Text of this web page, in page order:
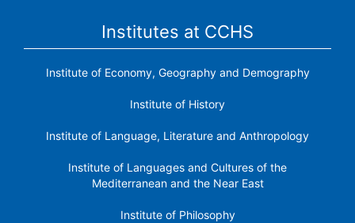
Institutes at CCHS
Institute of Economy, Geography and Demography
Institute of History
Institute of Language, Literature and Anthropology
Institute of Languages ​​and Cultures of the
Mediterranean and the Near East
Institute of Philosophy